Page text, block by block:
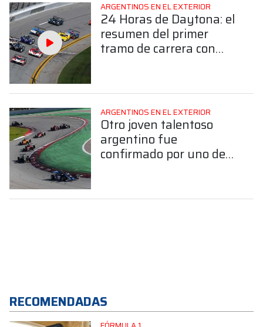
ARGENTINOS EN EL EXTERIOR
24 Horas de Daytona: el
resumen del primer
tramo de carrera con
ARGENTINOS EN EL EXTERIOR
Otro joven talentoso
argentino fue
confirmado por uno de
RECOMENDADAS